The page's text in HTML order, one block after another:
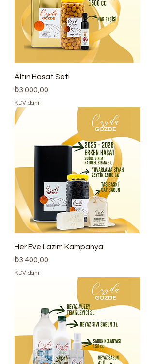
Altın Hasat Seti
Fiyat
₺3.000,00
KDV dahil
Her Eve Lazım Kampanya
Fiyat
₺3.400,00
KDV dahil